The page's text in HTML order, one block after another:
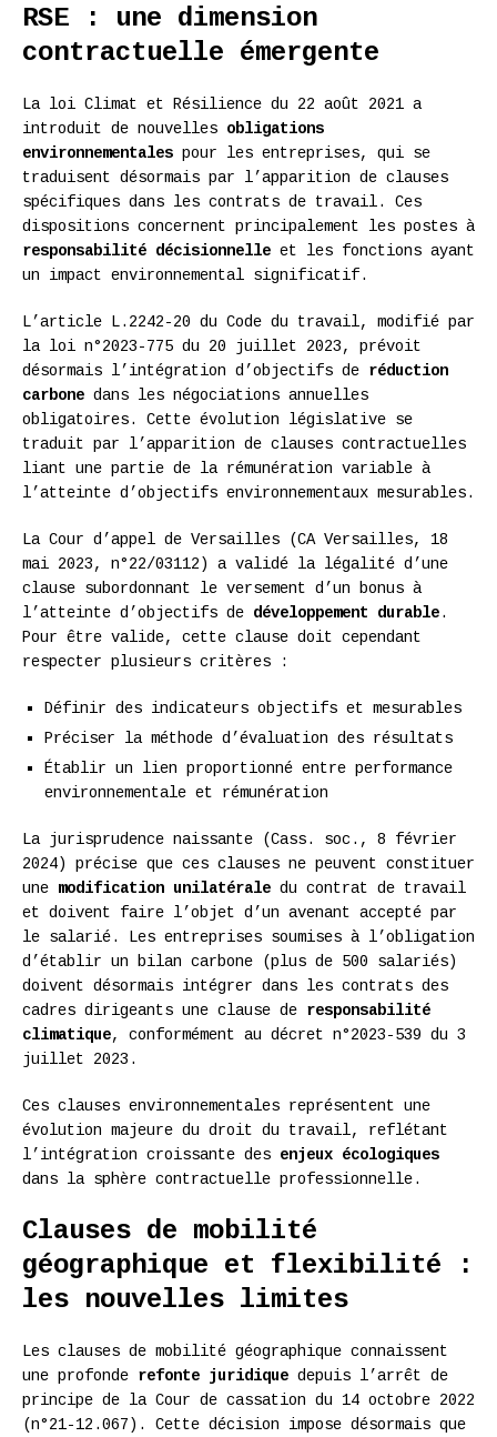
RSE : une dimension
contractuelle émergente
La loi Climat et Résilience du 22 août 2021 a
introduit de nouvelles obligations
environnementales pour les entreprises, qui se
traduisent désormais par l’apparition de clauses
spécifiques dans les contrats de travail. Ces
dispositions concernent principalement les postes à
responsabilité décisionnelle et les fonctions ayant
un impact environnemental significatif.
L’article L.2242-20 du Code du travail, modifié par
la loi n°2023-775 du 20 juillet 2023, prévoit
désormais l’intégration d’objectifs de réduction
carbone dans les négociations annuelles
obligatoires. Cette évolution législative se
traduit par l’apparition de clauses contractuelles
liant une partie de la rémunération variable à
l’atteinte d’objectifs environnementaux mesurables.
La Cour d’appel de Versailles (CA Versailles, 18
mai 2023, n°22/03112) a validé la légalité d’une
clause subordonnant le versement d’un bonus à
l’atteinte d’objectifs de développement durable.
Pour être valide, cette clause doit cependant
respecter plusieurs critères :
Définir des indicateurs objectifs et mesurables
Préciser la méthode d’évaluation des résultats
Établir un lien proportionné entre performance
environnementale et rémunération
La jurisprudence naissante (Cass. soc., 8 février
2024) précise que ces clauses ne peuvent constituer
une modification unilatérale du contrat de travail
et doivent faire l’objet d’un avenant accepté par
le salarié. Les entreprises soumises à l’obligation
d’établir un bilan carbone (plus de 500 salariés)
doivent désormais intégrer dans les contrats des
cadres dirigeants une clause de responsabilité
climatique, conformément au décret n°2023-539 du 3
juillet 2023.
Ces clauses environnementales représentent une
évolution majeure du droit du travail, reflétant
l’intégration croissante des enjeux écologiques
dans la sphère contractuelle professionnelle.
Clauses de mobilité
géographique et flexibilité :
les nouvelles limites
Les clauses de mobilité géographique connaissent
une profonde refonte juridique depuis l’arrêt de
principe de la Cour de cassation du 14 octobre 2022
(n°21-12.067). Cette décision impose désormais que